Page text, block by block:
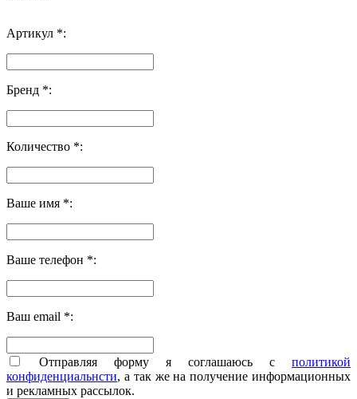
Артикул *:
Бренд *:
Количество *:
Ваше имя *:
Ваше телефон *:
Ваш email *:
Отправляя форму я соглашаюсь с политикой
конфиденциальнсти, а так же на получение информационных
и рекламных рассылок.